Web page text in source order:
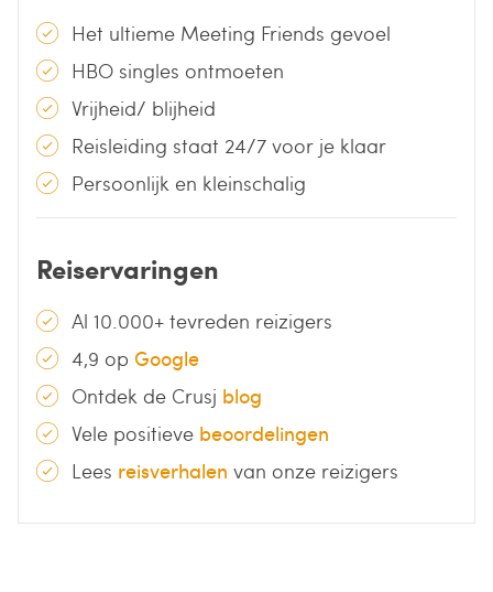
Het ultieme Meeting Friends gevoel
HBO singles ontmoeten
Vrijheid/ blijheid
Reisleiding staat 24/7 voor je klaar
Persoonlijk en kleinschalig
Reiservaringen
Al 10.000+ tevreden reizigers
4,9 op Google
Ontdek de Crusj blog
Vele positieve beoordelingen
Lees reisverhalen van onze reizigers